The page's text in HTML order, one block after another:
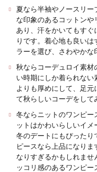
夏なら半袖やノースリ
な印象のあるコットンや
あり、汗をかいてもすぐ
りです。着心地も良い
ラーを選び、さわやかな
秋ならコーデュロイ素材
い時期にしか着られない
よりも厚めにして、足
て秋らしいコーデをして
冬ならニットのワンピー
ットはかわいらしいイメ
冬のデートにもぴったり
ピースなら上品になりま
なりすぎるかもしれませ
ッコリ感のあるワンピ